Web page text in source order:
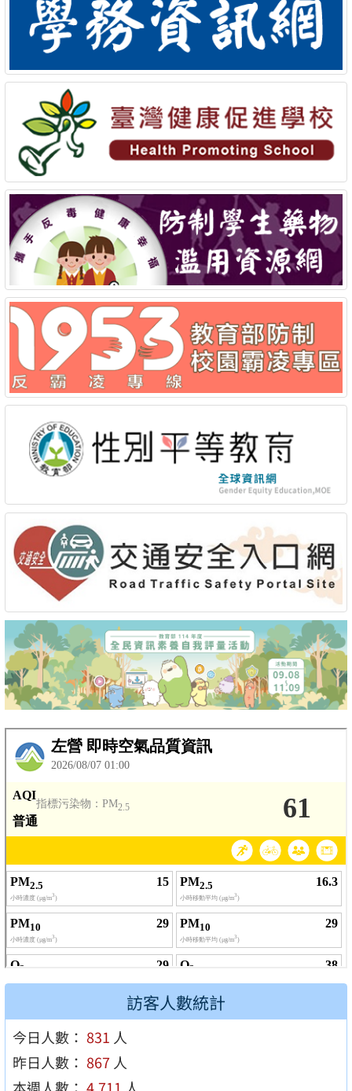
訪客人數統計
今日人數： 831 人
昨日人數： 867 人